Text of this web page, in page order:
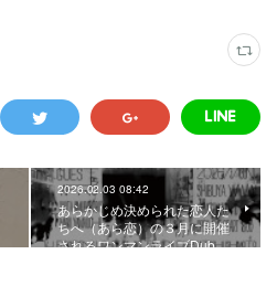
2026.02.03 08:42
あらかじめ決められた恋人た
ちへ（あら恋）の３月に開催
されるワンマンライブDub…